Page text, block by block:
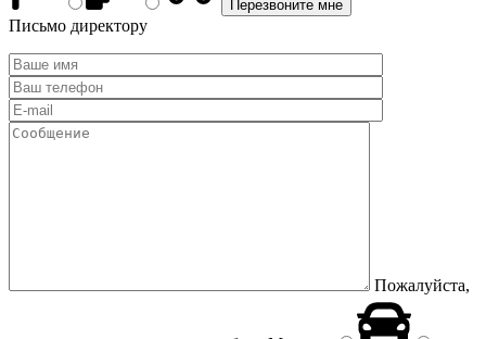
Письмо директору
Пожалуйста,